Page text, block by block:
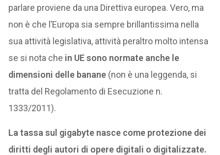
parlare proviene da una Direttiva europea. Vero, ma
non è che l’Europa sia sempre brillantissima nella
sua attività legislativa, attività peraltro molto intensa
se si nota che in UE sono normate anche le
dimensioni delle banane (non è una leggenda, si
tratta del Regolamento di Esecuzione n.
1333/2011).
La tassa sul gigabyte nasce come protezione dei
diritti degli autori di opere digitali o digitalizzate.